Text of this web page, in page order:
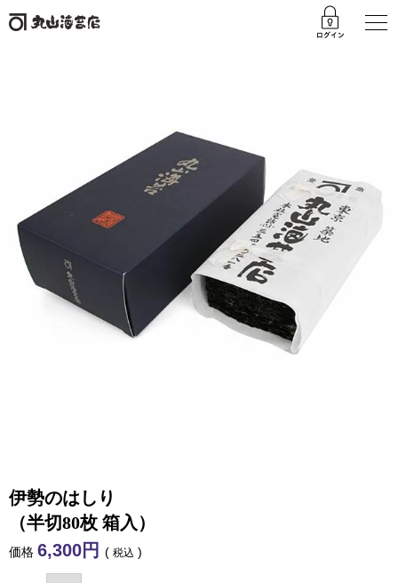
伊勢のはしり
（半切80枚 箱入）
価格 6,300 税込